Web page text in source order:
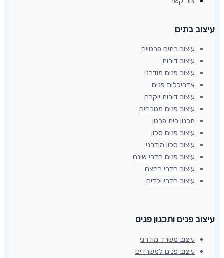
עיצוב בתים​
עיצוב בתים פרטיים
עיצוב דירות
עיצוב פנים מודרני
אדריכלות פנים
עיצוב דירות יוקרה
עיצוב פנים מטבחים
תכנון בית פרטי
עיצוב פנים סלון
עיצוב סלון מודרני
עיצוב פנים חדרי שינה
עיצוב חדרי רחצה
עיצוב חדרי ילדים
עיצוב פנים ותכנון פנים​
עיצוב משרד מודרני
עיצוב פנים למשרדים